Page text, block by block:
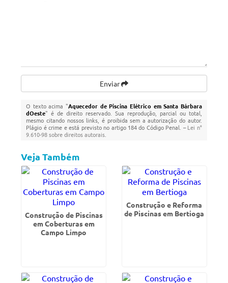
Enviar
O texto acima "Aquecedor de Piscina Elétrico em Santa Bárbara
dOeste" é de direito reservado. Sua reprodução, parcial ou total,
mesmo citando nossos links, é proibida sem a autorização do autor.
Plágio é crime e está previsto no artigo 184 do Código Penal. –Lei n°
9.610-98 sobre direitos autorais
Veja Também
Construção de Piscinas
em Coberturas em
Campo Limpo
Construção e Reforma
de Piscinas em Bertioga